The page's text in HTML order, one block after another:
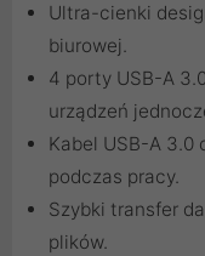
Ultra-cienki
biurowej.
4 porty USB-A
urządzeń
Kabel USB-A 3.0
podczas pracy.
Szybki transfer
plików.